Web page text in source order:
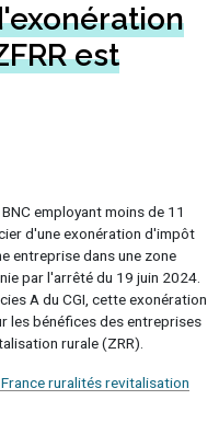
est
employant moins de 11
d'une exonération d'impôt
entreprise dans une zone
par l'arrêté du 19 juin 2024.
A du CGI, cette exonération
les bénéfices des entreprises
rurale (ZRR).
ruralités revitalisation